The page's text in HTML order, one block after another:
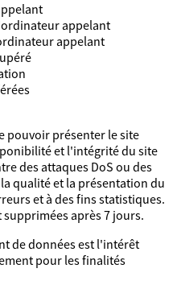
appelant
appelant
pouvoir présenter le site
et l'intégrité du site
des attaques DoS ou des
qualité et la présentation du
et à des fins statistiques.
après 7 jours.
de données est l'intérêt
pour les finalités